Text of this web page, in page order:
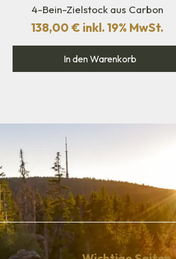
4-Bein-Zielstock aus Carbon
138,00€ inkl. 19% MwSt.
In den Warenkorb